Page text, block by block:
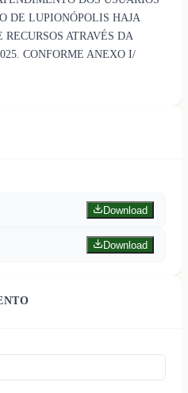
DE LUPIONÓPOLIS HAJA
ATRAVÉS DA
CONFORME ANEXO I/
Download
Download